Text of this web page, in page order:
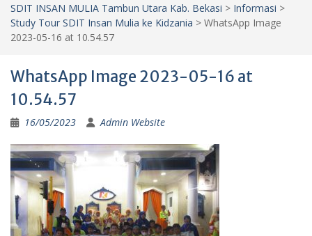
SDIT INSAN MULIA Tambun Utara Kab. Bekasi > Informasi >
Study Tour SDIT Insan Mulia ke Kidzania > WhatsApp Image
2023-05-16 at 10.54.57
WhatsApp Image 2023-05-16 at
10.54.57
16/05/2023 Admin Website